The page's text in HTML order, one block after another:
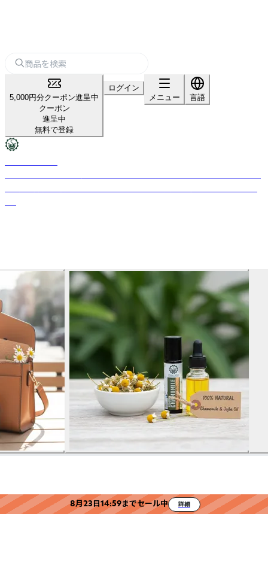
5,000円分クーポン進呈中
クーポン
進呈中
無料で登録
ログイン
メニュー
言語
8月23日14:59までセール中 詳細